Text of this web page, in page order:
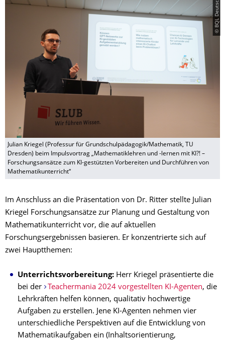
© BQL Deutsch
Julian Kriegel (Professur für Grundschulpädagogik/Mathematik, TU
Dresden) beim Impulsvortrag „Mathematiklehren und -lernen mit KI?! –
Forschungsansätze zum KI-gestützten Vorbereiten und Durchführen von
Mathematikunterricht“
Im Anschluss an die Präsentation von Dr. Ritter stellte Julian
Kriegel Forschungsansätze zur Planung und Gestaltung von
Mathematikunterricht vor, die auf aktuellen
Forschungsergebnissen basieren. Er konzentrierte sich auf
zwei Hauptthemen:
Unterrichtsvorbereitung: Herr Kriegel präsentierte die
bei der
Teachermania 2024 vorgestellten KI-Agenten, die
Lehrkräften helfen können, qualitativ hochwertige
Aufgaben zu erstellen. Jene KI-Agenten nehmen vier
unterschiedliche Perspektiven auf die Entwicklung von
Mathematikaufgaben ein (Inhaltsorientierung,